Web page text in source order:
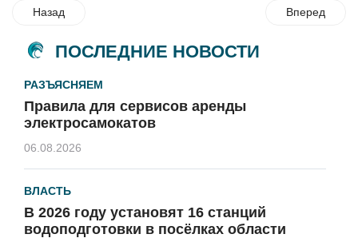
Назад Вперед
ПОСЛЕДНИЕ НОВОСТИ
РАЗЪЯСНЯЕМ
Правила для сервисов аренды
электросамокатов
06.08.2026
ВЛАСТЬ
В 2026 году установят 16 станций
водоподготовки в посёлках области